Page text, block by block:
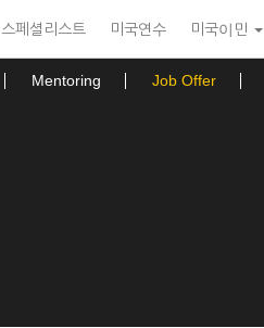
스페셜리스트 미국연수 미국이민
Mentoring Job Offer